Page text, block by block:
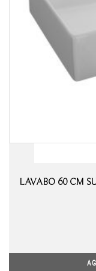
LAVABO 60 CM